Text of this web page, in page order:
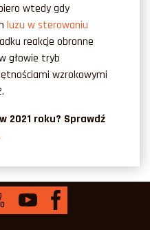
wtedy gdy
luzu w sterowaniu
reakcje obronne
głowie tryb
wzrokowymi
2021 roku? Sprawdź